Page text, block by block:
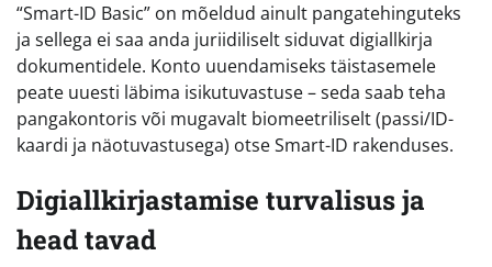
“Smart-ID Basic” on mõeldud ainult pangatehinguteks
ja sellega ei saa anda juriidiliselt siduvat digiallkirja
dokumentidele. Konto uuendamiseks täistasemele
peate uuesti läbima isikutuvastuse – seda saab teha
pangakontoris või mugavalt biomeetriliselt (passi/ID-
kaardi ja näotuvastusega) otse Smart-ID rakenduses.
Digiallkirjastamise turvalisus ja
head tavad